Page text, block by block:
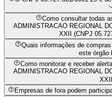
Como consultar todas
ADMINISTRACAO REGIONAL
XXII (CNPJ
Quais informações de
este órgão
Como monitorar e receber
ADMINISTRACAO REGIONAL
Empresas de fora podem